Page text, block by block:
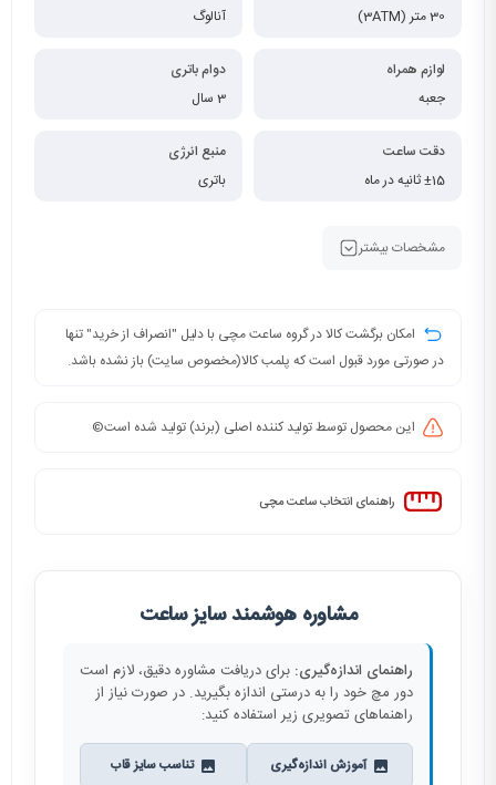
30 متر (3ATM)
آنالوگ
لوازم همراه
جعبه
دوام باتری
3 سال
دقت ساعت
±15 ثانیه در ماه
منبع انرژی
باتری
مشخصات بیشتر
امکان برگشت کالا در گروه ساعت مچی با دلیل "انصراف از خرید" تنها
در صورتی مورد قبول است که پلمب کالا(مخصوص سایت) باز نشده باشد.
این محصول توسط تولید کننده اصلی (برند) تولید شده است©️
راهنمای انتخاب ساعت مچی
مشاوره هوشمند سایز ساعت
راهنمای اندازه‌گیری: برای دریافت مشاوره دقیق، لازم است
دور مچ خود را به درستی اندازه بگیرید. در صورت نیاز از
راهنماهای تصویری زیر استفاده کنید:
آموزش اندازه‌گیری تناسب سایز قاب